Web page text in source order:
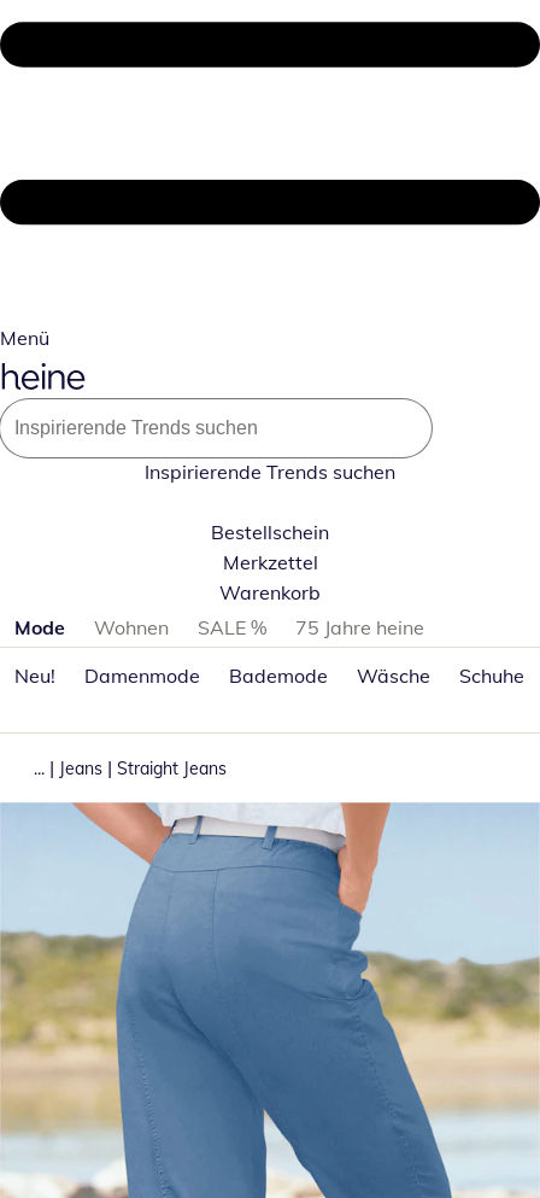
Menü
Inspirierende Trends suchen
Bestellschein
Merkzettel
Warenkorb
Produktkategorien überspringen
Mode Wohnen SALE %
75 Jahre heine
Neu!
Damenmode Bademode Wäsche Schuhe
... | Jeans | Straight Jeans